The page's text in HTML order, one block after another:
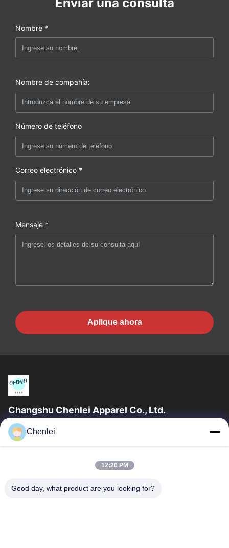
Nombre *
Nombre de compañía:
Número de teléfono
Correo electrónico *
Mensaje *
Aplique ahora
Changshu Chenlei Apparel Co., Ltd.
CHANGSHU CHENLEI APPAREL CO., LTD. también se incluyó
en el grupo. Nuestra fábrica se estableció en 2011, ubicada en
Inicio
Productos
Chenlei
12:20 PM
Good day, what product are you looking for?